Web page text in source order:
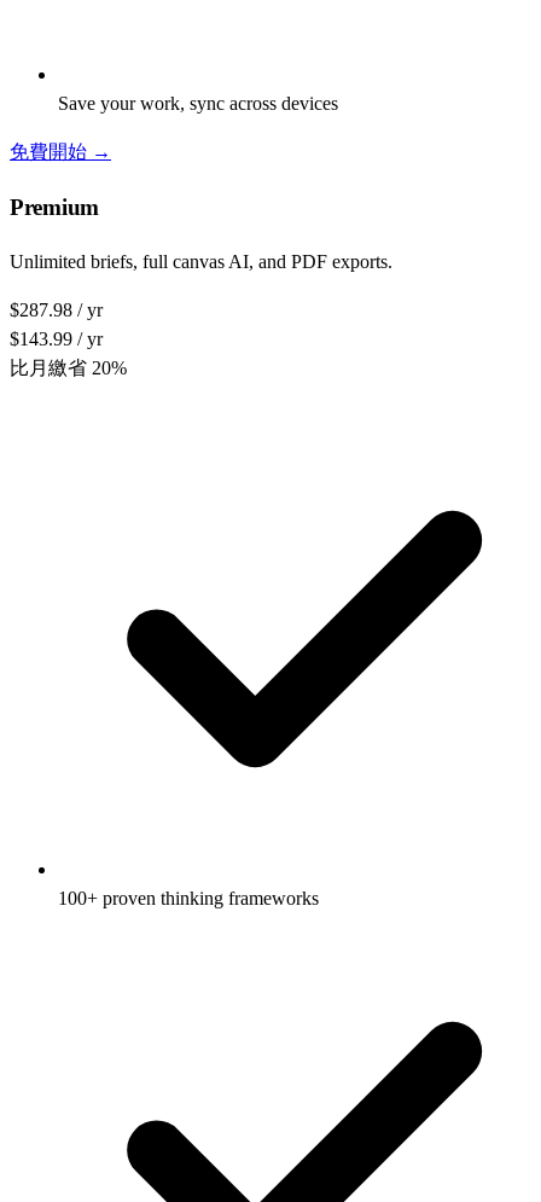
Save your work, sync across devices
免費開始 →
Premium
Unlimited briefs, full canvas AI, and PDF exports.
$287.98 / yr
$143.99 / yr
比月繳省 20%
100+ proven thinking frameworks